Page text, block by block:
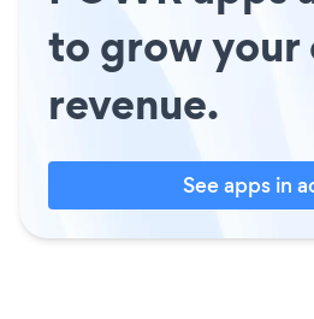
to grow your
revenue.
See apps in